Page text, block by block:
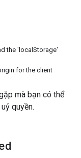
the 'localStorage'
for the client
mà bạn có thể
quyền.